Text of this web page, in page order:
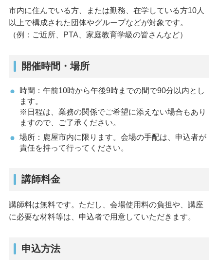
市内に住んでいる方、または勤務、在学している方10人
以上で構成された団体やグループなどが対象です。
（例：ご近所、PTA、家庭教育学級の皆さんなど）
開催時間・場所
時間：午前10時から午後9時までの間で90分以内とし
ます。
※日程は、業務の関係でご希望に添えない場合もあり
ますので、ご了承ください。
場所：鹿屋市内に限ります。会場の手配は、申込者が
責任を持って行ってください。
講師料金
講師料は無料です。ただし、会場使用料の負担や、講座
に必要な材料等は、申込者で用意していただきます。
申込方法